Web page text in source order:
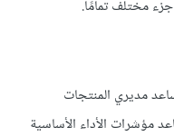
مختلف تمامًا.
مديري المنتجات
مؤشرات الأداء الأساسية